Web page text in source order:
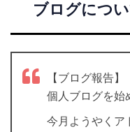
ブログにつ
【ブログ報告】
個人ブログを始
今月ようやくア